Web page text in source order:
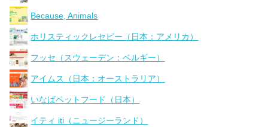
Because, Animals
ホリスティックレセピー（日本：アメリカ）
フッセ（スウェーデン：ベルギー）
アイムス（日本：オーストラリア）
いなばペットフード（日本）
イティ iti（ニュージーランド）